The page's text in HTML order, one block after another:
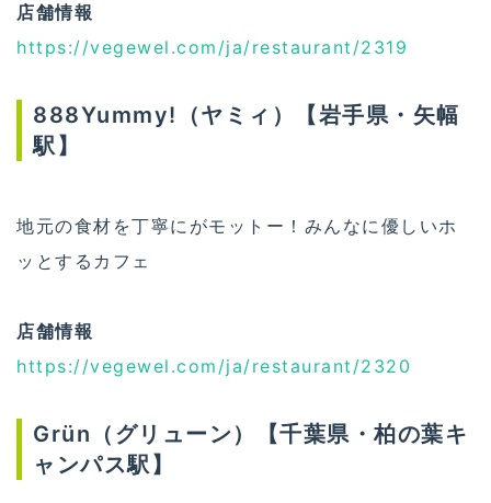
店舗情報
https://vegewel.com/ja/restaurant/2319
888Yummy!（ヤミィ）【岩手県・矢幅
駅】
地元の食材を丁寧にがモットー！みんなに優しいホ
ッとするカフェ
店舗情報
https://vegewel.com/ja/restaurant/2320
Grün（グリューン）【千葉県・柏の葉キ
ャンパス駅】